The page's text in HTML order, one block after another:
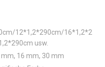
12*1,2*290cm/16*1,2*2
usw.
16 mm, 30 mm